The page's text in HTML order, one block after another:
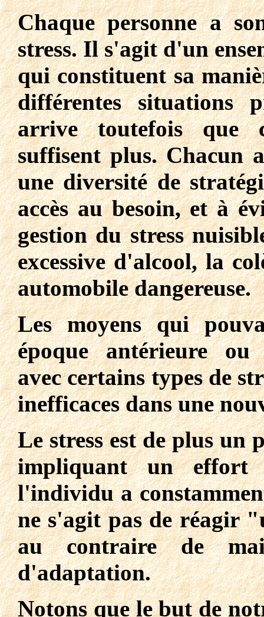
Chaque personne a
stress. Il s'agit d'un
qui constituent sa
différentes situations
arrive toutefois que
suffisent plus. Chacun
une diversité de
accès au besoin, et à
gestion du stress
excessive d'alcool, la
automobile dangereuse.
Les moyens qui
époque antérieure
avec certains types de
inefficaces dans une
Le stress est de plus un
impliquant un effort
l'individu a
ne s'agit pas de réagir
au contraire de
d'adaptation.
Notons que le but de